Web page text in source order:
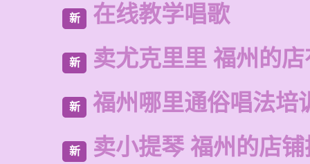
新 在线教学唱歌
新 卖尤克里里 福州的
新 福州哪里通俗唱法培
新 卖小提琴 福州的店